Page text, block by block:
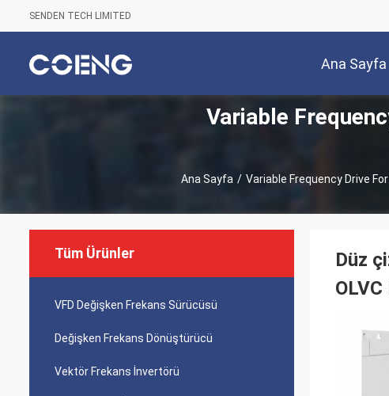
SENDEN TECH LIMITED
Ana Sayfa
Variable
Ana Sayfa / Variable Frequency Drive
Tüm Ürünler
VFD Değişken Frekans Sürücüsü
Değişken Frekans Dönüştürücü
Vektör Frekans İnvertörü
Düz